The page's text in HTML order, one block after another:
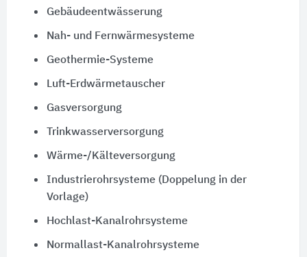
Gebäudeentwässerung
Nah- und Fernwärmesysteme
Geothermie-Systeme
Luft-Erdwärmetauscher
Gasversorgung
Trinkwasserversorgung
Wärme-/Kälteversorgung
Industrierohrsysteme (Doppelung in der
Vorlage)
Hochlast-Kanalrohrsysteme
Normallast-Kanalrohrsysteme